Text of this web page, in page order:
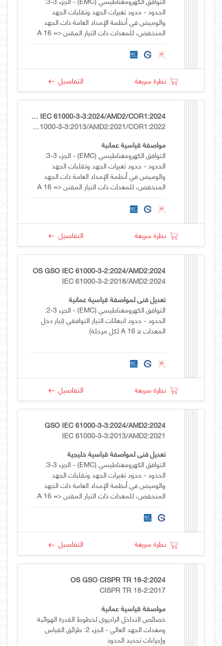
الحدود - حدود تغيرات الجهد وتقلبات الجهد
والوميض في أنظمة الإمداد العامة ذات الجهد
المنخفض، للمعدات ذات التيار المقنن <= 16 A
نظرة سريعة التفاصيل
OS GSO IEC 61000-3-3:2024/AMD2/COR1:2024
IEC 61000-3-3:2013/AMD2:2021/COR1:2022
مواصفة قياسية عمانية
التوافق الكهرومغناطيسي (EMC) - الجزء 3-3:
الحدود - حدود تغيرات الجهد وتقلبات الجهد
والوميض في أنظمة الإمداد العامة ذات الجهد
المنخفض، للمعدات ذات التيار المقنن <= 16 A
نظرة سريعة التفاصيل
OS GSO IEC 61000-3-2:2024/AMD2:2024
IEC 61000-3-2:2018/AMD2:2024
تعديل فني لمواصفة قياسية عمانية
التوافق الكهرومغناطيسي (EMC) - الجزء 3-2:
الحدود - حدود انبعاثات التيار التوافقي (تيار دخل
المعدات ≤ 16 A لكل مرحلة)
نظرة سريعة التفاصيل
GSO IEC 61000-3-3:2024/AMD2:2024
IEC 61000-3-3:2013/AMD2:2021
تعديل فني لمواصفة قياسية خليجية
التوافق الكهرومغناطيسي (EMC) - الجزء 3-3:
الحدود - حدود تغيرات الجهد وتقلبات الجهد
والوميض في أنظمة الإمداد العامة ذات الجهد
المنخفض، للمعدات ذات التيار المقنن <= 16 A
نظرة سريعة التفاصيل
OS GSO CISPR TR 18-2:2024
CISPR TR 18-2:2017
مواصفة قياسية عمانية
خصائص التداخل الراديوي لخطوط القدرة الهوائية
ومعدات الجهد العالي - الجزء 2: طرائق القياس
وإجراءات تحديد الحدود